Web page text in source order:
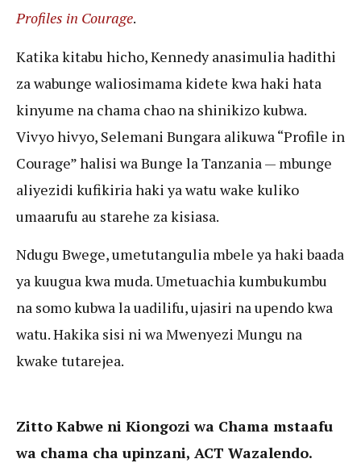
Profiles in Courage.
Katika kitabu hicho, Kennedy anasimulia hadithi
za wabunge waliosimama kidete kwa haki hata
kinyume na chama chao na shinikizo kubwa.
Vivyo hivyo, Selemani Bungara alikuwa “Profile in
Courage” halisi wa Bunge la Tanzania — mbunge
aliyezidi kufikiria haki ya watu wake kuliko
umaarufu au starehe za kisiasa.
Ndugu Bwege, umetutangulia mbele ya haki baada
ya kuugua kwa muda. Umetuachia kumbukumbu
na somo kubwa la uadilifu, ujasiri na upendo kwa
watu. Hakika sisi ni wa Mwenyezi Mungu na
kwake tutarejea.
Zitto Kabwe ni Kiongozi wa Chama mstaafu
wa chama cha upinzani, ACT Wazalendo.